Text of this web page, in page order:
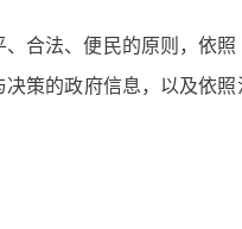
合法、便民的原则，依
策的政府信息，以及依